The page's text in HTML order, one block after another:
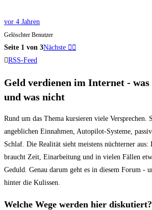
vor 4 Jahren
Gelöschter Benutzer
Seite 1 von 3Nächste
RSS-Feed
Geld verdienen im Internet -
und was nicht
Rund um das Thema kursieren viele Versprechen.
angeblichen Einnahmen, Autopilot-Systeme,
Schlaf. Die Realität sieht meistens nüchterner aus:
braucht Zeit, Einarbeitung und in vielen Fällen
Geduld. Genau darum geht es in diesem Forum -
hinter die Kulissen.
Welche Wege werden hier diskutiert?